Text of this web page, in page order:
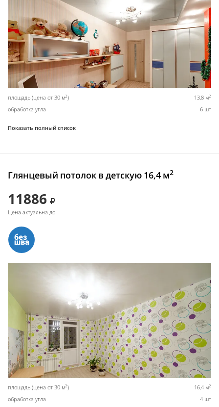
площадь (цена от 30 м2) 13,8 м2
обработка угла 6 шт
Показать полный список
Глянцевый потолок в детскую 16,4 м2
11886
Цена актуальна до
площадь (цена от 30 м2) 16,4 м2
обработка угла 4 шт